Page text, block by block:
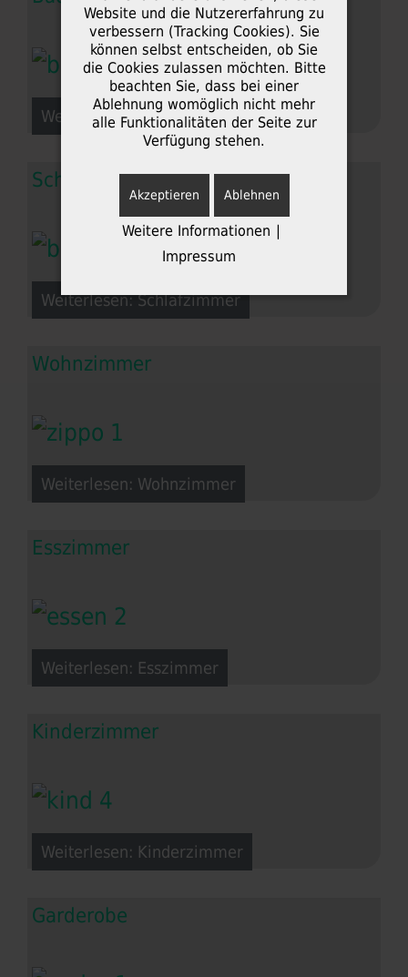
Weiterlesen: Badezimmer
Schlafzimmer
Weiterlesen: Schlafzimmer
Wohnzimmer
Weiterlesen: Wohnzimmer
Esszimmer
Weiterlesen: Esszimmer
Kinderzimmer
Weiterlesen: Kinderzimmer
Garderobe
Website und die Nutzererfahrung zu
verbessern (Tracking Cookies). Sie
können selbst entscheiden, ob Sie
die Cookies zulassen möchten. Bitte
beachten Sie, dass bei einer
Ablehnung womöglich nicht mehr
alle Funktionalitäten der Seite zur
Verfügung stehen.
Akzeptieren Ablehnen
Weitere Informationen |
Impressum